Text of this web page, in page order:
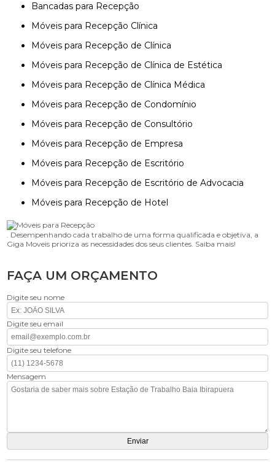
Bancadas para Recepção
Móveis para Recepção Clínica
Móveis para Recepção de Clínica
Móveis para Recepção de Clínica de Estética
Móveis para Recepção de Clínica Médica
Móveis para Recepção de Condomínio
Móveis para Recepção de Consultório
Móveis para Recepção de Empresa
Móveis para Recepção de Escritório
Móveis para Recepção de Escritório de Advocacia
Móveis para Recepção de Hotel
. Desempenhando cada trabalho de uma forma qualificada e objetiva, a
Giga Moveis prioriza as necessidades dos seus clientes. Saiba mais!
FAÇA UM ORÇAMENTO
Digite seu nome
Digite seu email
Digite seu telefone
Mensagem